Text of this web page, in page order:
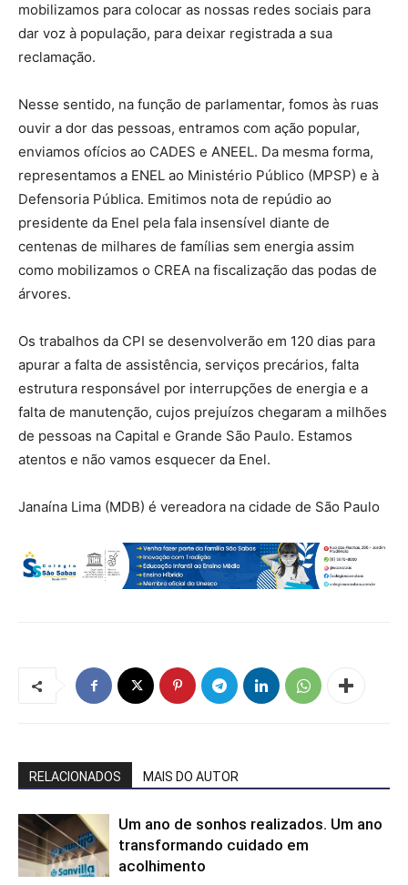
mobilizamos para colocar as nossas redes sociais para
dar voz à população, para deixar registrada a sua
reclamação.
Nesse sentido, na função de parlamentar, fomos às ruas
ouvir a dor das pessoas, entramos com ação popular,
enviamos ofícios ao CADES e ANEEL. Da mesma forma,
representamos a ENEL ao Ministério Público (MPSP) e à
Defensoria Pública. Emitimos nota de repúdio ao
presidente da Enel pela fala insensível diante de
centenas de milhares de famílias sem energia assim
como mobilizamos o CREA na fiscalização das podas de
árvores.
Os trabalhos da CPI se desenvolverão em 120 dias para
apurar a falta de assistência, serviços precários, falta
estrutura responsável por interrupções de energia e a
falta de manutenção, cujos prejuízos chegaram a milhões
de pessoas na Capital e Grande São Paulo. Estamos
atentos e não vamos esquecer da Enel.
Janaína Lima (MDB) é vereadora na cidade de São Paulo
RELACIONADOS MAIS DO AUTOR
Um ano de sonhos realizados. Um ano
transformando cuidado em
acolhimento